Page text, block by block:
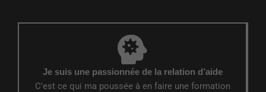
Je suis une passionnée de la relation d’aide
C'est ce qui ma poussée à en faire une formation